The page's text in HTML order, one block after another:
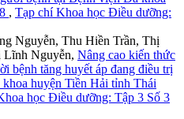
, Tạp chí Khoa học Điều dưỡng:
Nguyễn, Thu Hiền Trần, Thị
Nguyễn, Nâng cao kiến thức
bệnh tăng huyết áp đang điều trị
huyện Tiền Hải tỉnh Thái
học Điều dưỡng: Tập 3 Số 3